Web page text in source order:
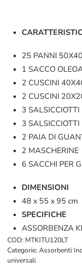
25 PANNI
1 SACCO
2 CUSCINI
2 CUSCINI
3
3
2 PAIA DI
2 MASCHERINE
6 SACCHI PER
DIMENSIONI
48 x 55 x 95 cm
SPECIFICHE
ASSORBENZA
COD: MTKITU120LT
Categorie: Assorbenti
universali